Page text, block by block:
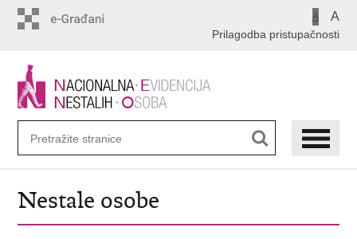
A A
Prilagodba pristupačnosti
Nestale osobe